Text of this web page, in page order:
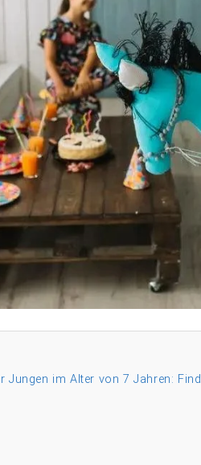
Jungen im Alter von 7 Jahren: